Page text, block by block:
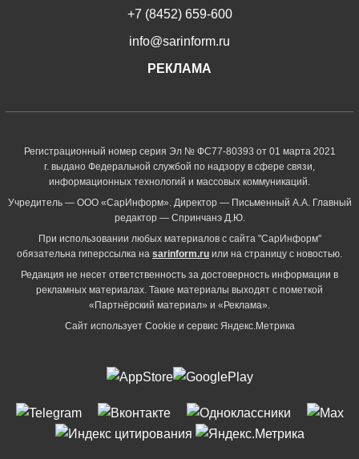
+7 (8452) 659-600
info@sarinform.ru
РЕКЛАМА
Регистрационный номер серия Эл № ФС77-80393 от 01 марта 2021
г. выдано Федеральной службой по надзору в сфере связи,
информационных технологий и массовых коммуникаций.
Учредитель — ООО «СарИнформ». Директор — Письменный А.А. Главный
редактор — Спринчанэ Д.Ю.
При использовании любых материалов с сайта "СарИнформ"
обязательна гиперссылка на sarinform.ru или на страницу с новостью.
Редакция не несет ответственность за достоверность информации в
рекламных материалах. Такие материалы выходят с пометкой
«Партнёрский материал» и «Реклама».
Сайт использует Cookie и сервиc Яндекс.Метрика